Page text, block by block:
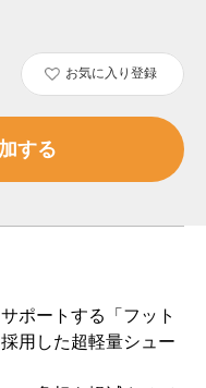
お気に入り登録
ポートする「フット
用した超軽量シュー